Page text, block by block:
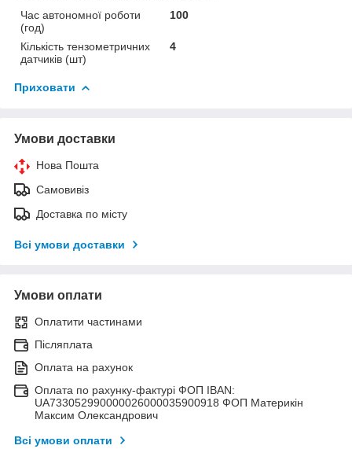
Час автономної роботи
(год)
100
Кількість тензометричних
датчиків (шт)
4
Приховати
Умови доставки
Нова Пошта
Самовивіз
Доставка по місту
Всі умови доставки
Умови оплати
Оплатити частинами
Післяплата
Оплата на рахунок
Оплата по рахунку-фактурі ФОП IBAN:
UA733052990000026000035900918 ФОП Материкін
Максим Олександрович
Всі умови оплати